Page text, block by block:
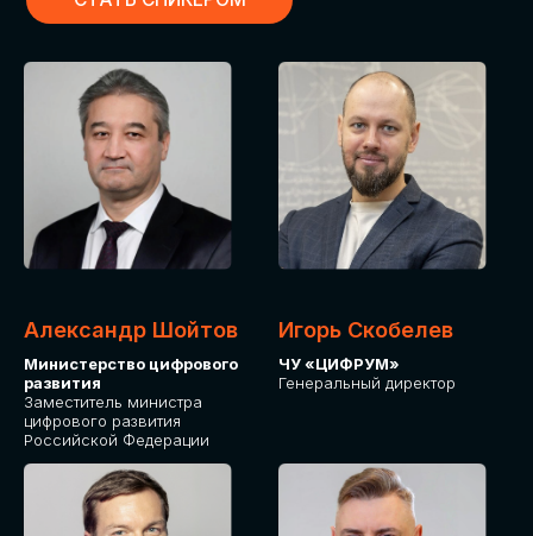
Александр Шойтов
Министерство цифрового
развития
Заместитель министра
цифрового развития
Российской Федерации
Игорь Скобелев
ЧУ «ЦИФРУМ»
Генеральный директор